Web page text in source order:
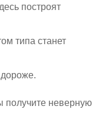
построят
типа станет
получите неверную